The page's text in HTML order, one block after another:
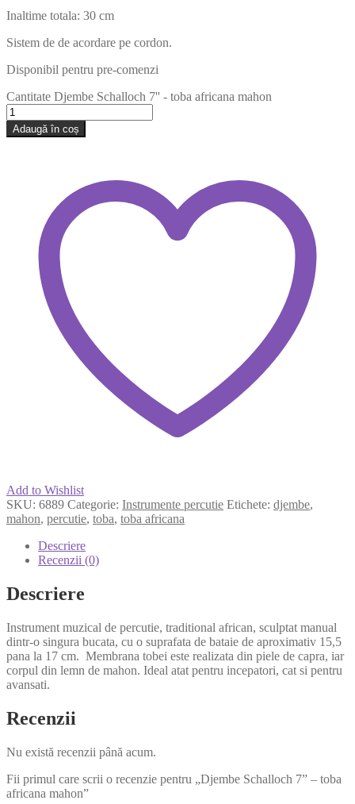
Inaltime totala: 30 cm
Sistem de de acordare pe cordon.
Disponibil pentru pre-comenzi
Cantitate Djembe Schalloch 7'' - toba africana mahon
Adaugă în coș
Add to Wishlist
SKU: 6889 Categorie: Instrumente percutie Etichete: djembe,
mahon, percutie, toba, toba africana
Descriere
Recenzii (0)
Descriere
Instrument muzical de percutie, traditional african, sculptat manual
dintr-o singura bucata, cu o suprafata de bataie de aproximativ 15,5
pana la 17 cm. Membrana tobei este realizata din piele de capra, iar
corpul din lemn de mahon. Ideal atat pentru incepatori, cat si pentru
avansati.
Recenzii
Nu există recenzii până acum.
Fii primul care scrii o recenzie pentru „Djembe Schalloch 7” – toba
africana mahon”